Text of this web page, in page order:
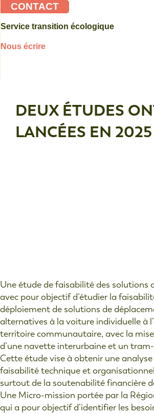
CONTACT
Service transition écologique
Nous écrire
DEUX ÉTUDES
LANCÉES EN 2025
Une étude de faisabilité des solutions
avec pour objectif d’étudier la
déploiement de solutions de
alternatives à la voiture individuelle à
territoire communautaire, avec la
d’une navette interurbaine et un
Cette étude vise à obtenir une analyse
faisabilité technique et
surtout de la soutenabilité ﬁnancière
Une Micro-mission portée par la
qui a pour objectif d’identifier les